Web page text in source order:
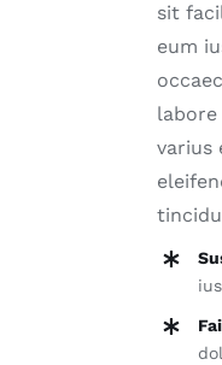
sit
eum
labore
varius